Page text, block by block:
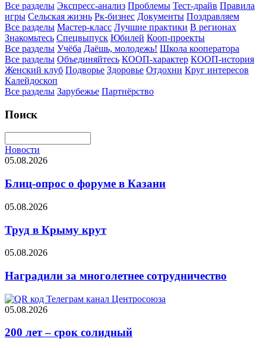
Все разделы Экспресс-анализ Проблемы Тест-драйв Правила
игры Сельская жизнь Рк-бизнес Документы Поздравляем
Все разделы Мастер-класс Лучшие практики В регионах
Знакомьтесь Спецвыпуск Юбилей Кооп-проекты
Все разделы Учёба Даёшь, молодежь! Школа кооператора
Все разделы Объединяйтесь КООП-характер КООП-история
Женский клуб Подворье Здоровье Отдохни Круг интересов
Калейдоскоп
Все разделы Зарубежье Партнёрство
Поиск
Новости
05.08.2026
Блиц-опрос о форуме в Казани
05.08.2026
Труд в Крыму крут
05.08.2026
Наградили за многолетнее сотрудничество
05.08.2026
200 лет – срок солидный